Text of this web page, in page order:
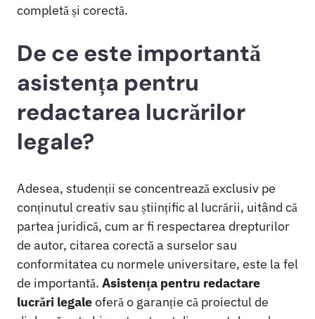
completă și corectă.
De ce este importantă
asistența pentru
redactarea lucrărilor
legale?
Adesea, studenții se concentrează exclusiv pe
conținutul creativ sau științific al lucrării, uitând că
partea juridică, cum ar fi respectarea drepturilor
de autor, citarea corectă a surselor sau
conformitatea cu normele universitare, este la fel
de importantă. Asistența pentru redactare
lucrări legaleoferă o garanție că proiectul de